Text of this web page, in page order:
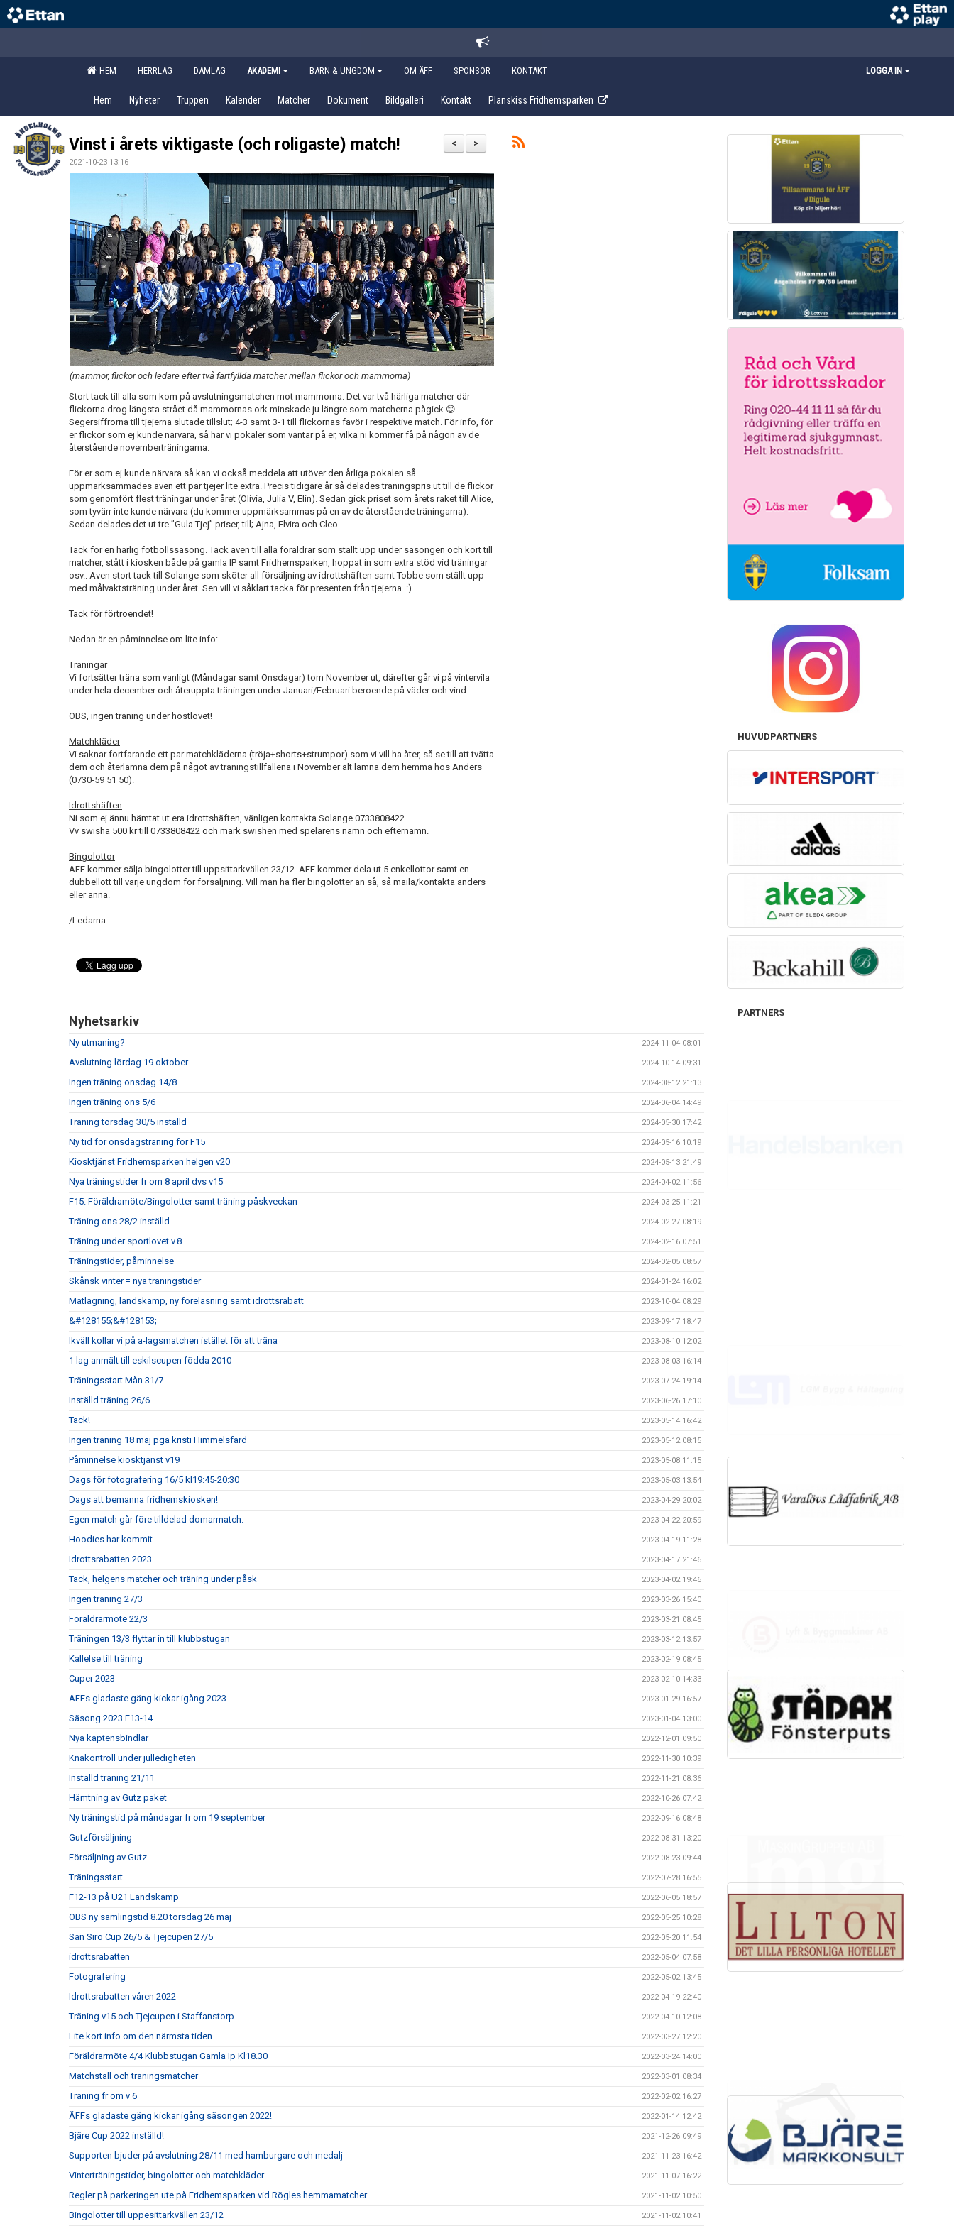
HEM HERRLAG DAMLAG AKADEMI BARN & UNGDOM OM ÄFF SPONSOR KONTAKT LOGGA IN
Hem Nyheter Truppen Kalender Matcher Dokument Bildgalleri Kontakt Planskiss Fridhemsparken
>
<
Vinst i årets viktigaste (och roligaste) match!
2021-10-23 13:16
(mammor, flickor och ledare efter två fartfyllda matcher mellan flickor och mammorna)
Stort tack till alla som kom på avslutningsmatchen mot mammorna. Det var två härliga matcher där
flickorna drog längsta strået då mammornas ork minskade ju längre som matcherna pågick 😊.
Segersiffrorna till tjejerna slutade tillslut; 4-3 samt 3-1 till flickornas favör i respektive match. För info, för
er flickor som ej kunde närvara, så har vi pokaler som väntar på er, vilka ni kommer få på någon av de
återstående novemberträningarna.
För er som ej kunde närvara så kan vi också meddela att utöver den årliga pokalen så
uppmärksammades även ett par tjejer lite extra. Precis tidigare år så delades träningspris ut till de flickor
som genomfört flest träningar under året (Olivia, Julia V, Elin). Sedan gick priset som årets raket till Alice,
som tyvärr inte kunde närvara (du kommer uppmärksammas på en av de återstående träningarna).
Sedan delades det ut tre ”Gula Tjej” priser, till; Ajna, Elvira och Cleo.
Tack för en härlig fotbollssäsong. Tack även till alla föräldrar som ställt upp under säsongen och kört till
matcher, stått i kiosken både på gamla IP samt Fridhemsparken, hoppat in som extra stöd vid träningar
osv.. Även stort tack till Solange som sköter all försäljning av idrottshäften samt Tobbe som ställt upp
med målvaktsträning under året. Sen vill vi såklart tacka för presenten från tjejerna. :)
Tack för förtroendet!
Nedan är en påminnelse om lite info:
Träningar
Vi fortsätter träna som vanligt (Måndagar samt Onsdagar) tom November ut, därefter går vi på vintervila
under hela december och återuppta träningen under Januari/Februari beroende på väder och vind.
OBS, ingen träning under höstlovet!
Matchkläder
Vi saknar fortfarande ett par matchkläderna (tröja+shorts+strumpor) som vi vill ha åter, så se till att tvätta
dem och återlämna dem på något av träningstillfällena i November alt lämna dem hemma hos Anders
(0730-59 51 50).
Idrottshäften
Ni som ej ännu hämtat ut era idrottshäften, vänligen kontakta Solange 0733808422.
Vv swisha 500 kr till 0733808422 och märk swishen med spelarens namn och efternamn.
Bingolottor
ÄFF kommer sälja bingolotter till uppsittarkvällen 23/12. ÄFF kommer dela ut 5 enkellottor samt en
dubbellott till varje ungdom för försäljning. Vill man ha fler bingolotter än så, så maila/kontakta anders
eller anna.
/Ledarna
Nyhetsarkiv
Ny utmaning? 2024-11-04 08:01
Avslutning lördag 19 oktober 2024-10-14 09:31
Ingen träning onsdag 14/8 2024-08-12 21:13
Ingen träning ons 5/6 2024-06-04 14:49
Träning torsdag 30/5 inställd 2024-05-30 17:42
Ny tid för onsdagsträning för F15 2024-05-16 10:19
Kiosktjänst Fridhemsparken helgen v20 2024-05-13 21:49
Nya träningstider fr om 8 april dvs v15 2024-04-02 11:56
F15. Föräldramöte/Bingolotter samt träning påskveckan 2024-03-25 11:21
Träning ons 28/2 inställd 2024-02-27 08:19
Träning under sportlovet v.8 2024-02-16 07:51
Träningstider, påminnelse 2024-02-05 08:57
Skånsk vinter = nya träningstider 2024-01-24 16:02
Matlagning, landskamp, ny föreläsning samt idrottsrabatt 2023-10-04 08:29
&#128155;&#128153; 2023-09-17 18:47
Ikväll kollar vi på a-lagsmatchen istället för att träna 2023-08-10 12:02
1 lag anmält till eskilscupen födda 2010 2023-08-03 16:14
Träningsstart Mån 31/7 2023-07-24 19:14
Inställd träning 26/6 2023-06-26 17:10
Tack! 2023-05-14 16:42
Ingen träning 18 maj pga kristi Himmelsfärd 2023-05-12 08:15
Påminnelse kiosktjänst v19 2023-05-08 11:15
Dags för fotografering 16/5 kl19:45-20:30 2023-05-03 13:54
Dags att bemanna fridhemskiosken! 2023-04-29 20:02
Egen match går före tilldelad domarmatch. 2023-04-22 20:59
Hoodies har kommit 2023-04-19 11:28
Idrottsrabatten 2023 2023-04-17 21:46
Tack, helgens matcher och träning under påsk 2023-04-02 19:46
Ingen träning 27/3 2023-03-26 15:40
Föräldrarmöte 22/3 2023-03-21 08:45
Träningen 13/3 flyttar in till klubbstugan 2023-03-12 13:57
Kallelse till träning 2023-02-19 08:45
Cuper 2023 2023-02-10 14:33
ÄFFs gladaste gäng kickar igång 2023 2023-01-29 16:57
Säsong 2023 F13-14 2023-01-04 13:00
Nya kaptensbindlar 2022-12-01 09:50
Knäkontroll under julledigheten 2022-11-30 10:39
Inställd träning 21/11 2022-11-21 08:36
Hämtning av Gutz paket 2022-10-26 07:42
Ny träningstid på måndagar fr om 19 september 2022-09-16 08:48
Gutzförsäljning 2022-08-31 13:20
Försäljning av Gutz 2022-08-23 09:44
Träningsstart 2022-07-28 16:55
F12-13 på U21 Landskamp 2022-06-05 18:57
OBS ny samlingstid 8.20 torsdag 26 maj 2022-05-25 10:28
San Siro Cup 26/5 & Tjejcupen 27/5 2022-05-20 11:54
idrottsrabatten 2022-05-04 07:58
Fotografering 2022-05-02 13:45
Idrottsrabatten våren 2022 2022-04-19 22:40
Träning v15 och Tjejcupen i Staffanstorp 2022-04-10 12:08
Lite kort info om den närmsta tiden. 2022-03-27 12:20
Föräldrarmöte 4/4 Klubbstugan Gamla Ip Kl18.30 2022-03-24 14:00
Matchställ och träningsmatcher 2022-03-01 08:34
Träning fr om v 6 2022-02-02 16:27
ÄFFs gladaste gäng kickar igång säsongen 2022! 2022-01-14 12:42
Bjäre Cup 2022 inställd! 2021-12-26 09:49
Supporten bjuder på avslutning 28/11 med hamburgare och medalj 2021-11-23 16:42
Vinterträningstider, bingolotter och matchkläder 2021-11-07 16:22
Regler på parkeringen ute på Fridhemsparken vid Rögles hemmamatcher. 2021-11-02 10:50
Bingolotter till uppesittarkvällen 23/12 2021-11-02 10:41
HUVUDPARTNERS
PARTNERS